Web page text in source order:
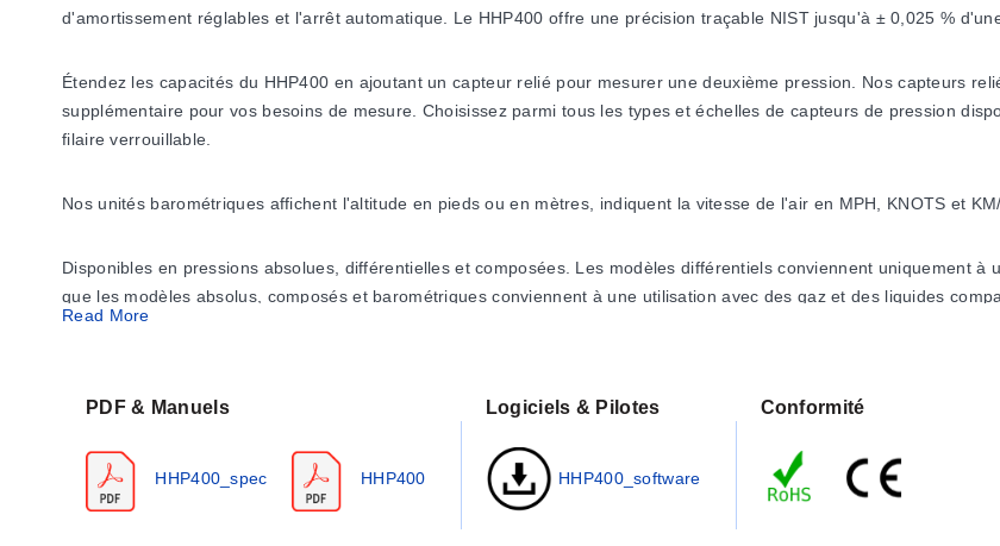
d'amortissement réglables et l'arrêt automatique. Le HHP400 offre une précision traçable NIST jusqu'à ± 0,025 %
Étendez les capacités du HHP400 en ajoutant un capteur relié pour mesurer une deuxième pression. Nos capteurs
supplémentaire pour vos besoins de mesure. Choisissez parmi tous les types et échelles de capteurs de pression
filaire verrouillable.
Nos unités barométriques affichent l'altitude en pieds ou en mètres, indiquent la vitesse de l'air en MPH, KNOTS et
Disponibles en pressions absolues, différentielles et composées. Les modèles différentiels conviennent uniquement
que les modèles absolus, composés et barométriques conviennent à une utilisation avec des gaz et des liquides
programmés avec une fonction supplémentaire permettant de mesurer la pression barométrique. Voir " Tous les
Read More
PDF & Manuels
HHP400_spec HHP400
Logiciels & Pilotes
HHP400_software
Conformité